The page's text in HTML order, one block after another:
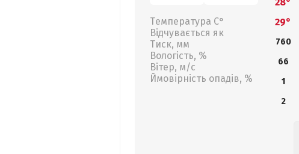
Температура С°
Відчувається як
Тиск, мм
Вологість, %
Вітер, м/с
Ймовірність опадів, %
29°
760
66
1
2